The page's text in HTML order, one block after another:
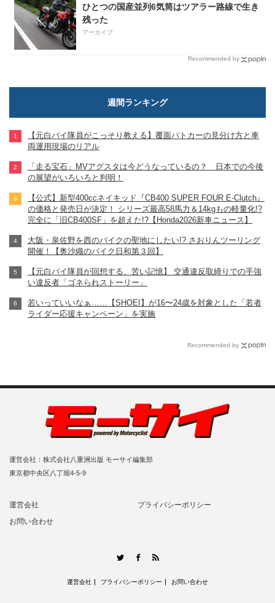
ひとつの国産並列6気筒はツアラー路線で生き
残った
アーカイブ
Recommended by
週間ランキング
【元白バイ隊員がこっそり教える】覆面パトカーの見分け方と車
両運用現場のリアル
「走る宝石」MVアグスタは今どうなっているの？ 日本での今後
の展望がいろいろと判明！
【公式】新型400ccネイキッド『CB400 SUPER FOUR E-Clutch』
の価格と発売日が決定！ シリーズ最高58馬力＆14kgもの軽量化!?
完全に「旧CB400SF」を超えた!?【Honda2026新車ニュース】
大阪・泉佐野を西のバイクの聖地にしたい!? さおりんツーリング
開催！【奥沙織のバイク日和第３回】
【元白バイ隊員が回想する、苦い記憶】 交通違反取締りでの手強
い違反者「ゴネられストーリー」
若いっていいなぁ……【SHOEI】が16〜24歳を対象とした「若者
ライダー応援キャンペーン」を実施
Recommended by
運営会社：株式会社八重洲出版 モーサイ編集部
東京都中央区八丁堀4-5-9
運営会社
プライバシーポリシー
お問い合わせ
TwitterFacebook
運営会社 プライバシーポリシー お問い合わせ